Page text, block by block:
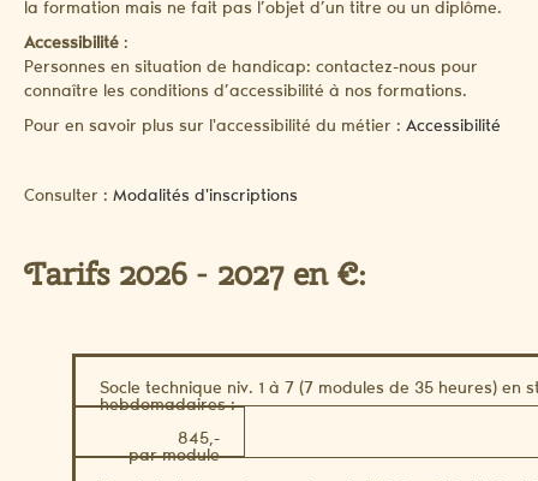
la formation mais ne fait pas l’objet d’un titre ou un diplôme.
Accessibilité :
Personnes en situation de handicap: contactez-nous pour
connaître les conditions d’accessibilité à nos formations.
Pour en savoir plus sur l'accessibilité du métier : Accessibilité
Consulter : Modalités d'inscriptions
Tarifs 2026 - 2027 en €:
Socle technique niv. 1 à 7 (7 modules de 35 heures) en
hebdomadaires :
845,-
par module